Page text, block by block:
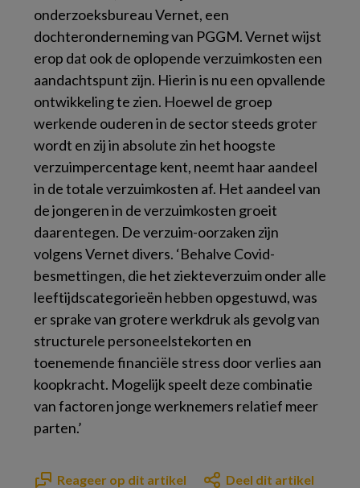
onderzoeksbureau Vernet, een
dochteronderneming van PGGM. Vernet wijst
erop dat ook de oplopende verzuimkosten een
aandachtspunt zijn. Hierin is nu een opvallende
ontwikkeling te zien. Hoewel de groep
werkende ouderen in de sector steeds groter
wordt en zij in absolute zin het hoogste
verzuimpercentage kent, neemt haar aandeel
in de totale verzuimkosten af. Het aandeel van
de jongeren in de verzuimkosten groeit
daarentegen. De verzuim-oorzaken zijn
volgens Vernet divers. ‘Behalve Covid-
besmettingen, die het ziekteverzuim onder alle
leeftijdscategorieën hebben opgestuwd, was
er sprake van grotere werkdruk als gevolg van
structurele personeelstekorten en
toenemende financiële stress door verlies aan
koopkracht. Mogelijk speelt deze combinatie
van factoren jonge werknemers relatief meer
parten.’
Reageer op dit artikel Deel dit artikel